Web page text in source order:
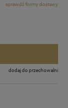
sprawdź formy dostawy
dodaj do przechowalni